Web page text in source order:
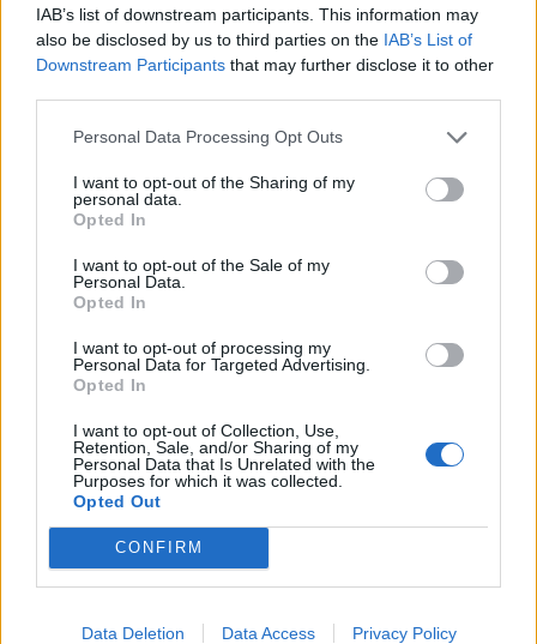
IAB’s list of downstream participants. This information may
also be disclosed by us to third parties on the IAB’s List of
Downstream Participants that may further disclose it to other
Personal Data Processing Opt Outs
I want to opt-out of the Sharing of my
personal data.
Opted In
I want to opt-out of the Sale of my
Personal Data.
Opted In
I want to opt-out of processing my
Personal Data for Targeted Advertising.
Opted In
I want to opt-out of Collection, Use,
Retention, Sale, and/or Sharing of my
Personal Data that Is Unrelated with the
Purposes for which it was collected.
Opted Out
CONFIRM
Data Deletion Data Access Privacy Policy
de consulter un médecin. Une étude de 2026 du Rush University
Medical Center montre que pratiquer des activités comme la
lecture, l’écriture, l’apprentissage d’une langue ou les jeux de mots
peut réduire d’environ 38 % le risque de développer une démence.
Article précédent
Vitamine D et pression
artérielle : ce que vous
devez savoir
Article suivant
news
ARTICLES CONNEXES PLUS DE L'AUTEUR